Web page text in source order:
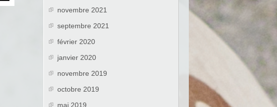
novembre 2021
septembre 2021
février 2020
janvier 2020
novembre 2019
octobre 2019
mai 2019